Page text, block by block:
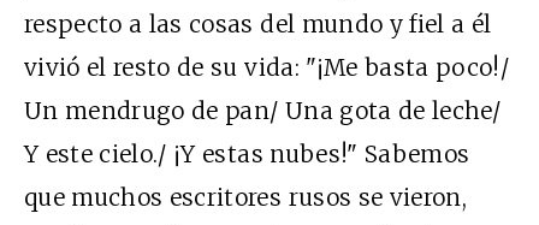
respecto a las cosas del mundo y fiel a él
vivió el resto de su vida: "¡Me basta poco!/
Un mendrugo de pan/ Una gota de leche/
Y este cielo./ ¡Y estas nubes!" Sabemos
que muchos escritores rusos se vieron,